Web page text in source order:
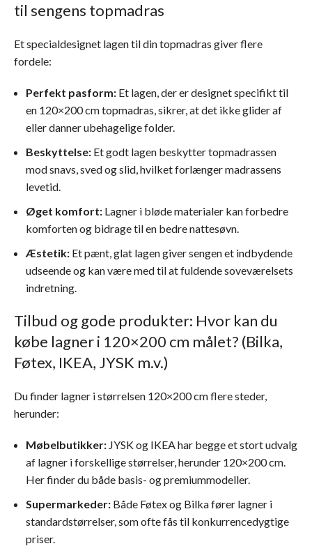
til sengens topmadras
Et specialdesignet lagen til din topmadras giver flere
fordele:
Perfekt pasform: Et lagen, der er designet specifikt til
en 120×200 cm topmadras, sikrer, at det ikke glider af
eller danner ubehagelige folder.
Beskyttelse: Et godt lagen beskytter topmadrassen
mod snavs, sved og slid, hvilket forlænger madrassens
levetid.
Øget komfort: Lagner i bløde materialer kan forbedre
komforten og bidrage til en bedre nattesøvn.
Æstetik: Et pænt, glat lagen giver sengen et indbydende
udseende og kan være med til at fuldende soveværelsets
indretning.
Tilbud og gode produkter: Hvor kan du
købe lagner i 120×200 cm målet? (Bilka,
Føtex, IKEA, JYSK m.v.)
Du finder lagner i størrelsen 120×200 cm flere steder,
herunder:
Møbelbutikker: JYSK og IKEA har begge et stort udvalg
af lagner i forskellige størrelser, herunder 120×200 cm.
Her finder du både basis- og premiummodeller.
Supermarkeder: Både Føtex og Bilka fører lagner i
standardstørrelser, som ofte fås til konkurrencedygtige
priser.